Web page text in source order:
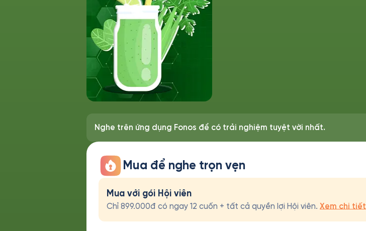
Nghe trên ứng dụng Fonos để có trải nghiệm tuyệt vời nhất.
Mua để nghe trọn vẹn
Mua với gói Hội viên
Chỉ 899.000đ có ngay 12 cuốn + tất cả quyền lợi Hội viên. Xem chi tiết